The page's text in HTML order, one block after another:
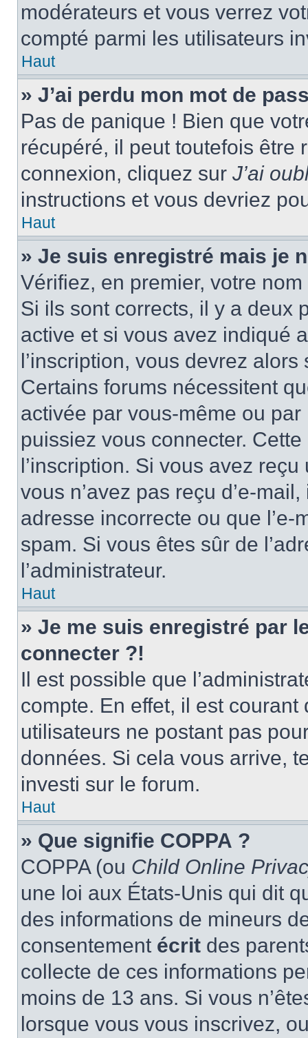
modérateurs et vous verrez
compté parmi les utilisateurs
Haut
» J’ai perdu mon mot de
Pas de panique ! Bien que
récupéré, il peut toutefois être
connexion, cliquez sur J’ai
instructions et vous devriez
Haut
» Je suis enregistré mais je
Vérifiez, en premier, votre
Si ils sont corrects, il y a deux
active et si vous avez indiqué
l’inscription, vous devrez
Certains forums nécessitent
activée par vous-même ou
puissiez vous connecter.
l’inscription. Si vous avez
vous n’avez pas reçu d’e-
adresse incorrecte ou que
spam. Si vous êtes sûr de
l’administrateur.
Haut
» Je me suis enregistré par
connecter ?!
Il est possible que
compte. En effet, il est
utilisateurs ne postant pas
données. Si cela vous arrive,
investi sur le forum.
Haut
» Que signifie COPPA ?
COPPA (ou Child Online
une loi aux États-Unis qui dit
des informations de mineurs
consentement écrit des
collecte de ces informations
moins de 13 ans. Si vous
lorsque vous vous inscrivez,